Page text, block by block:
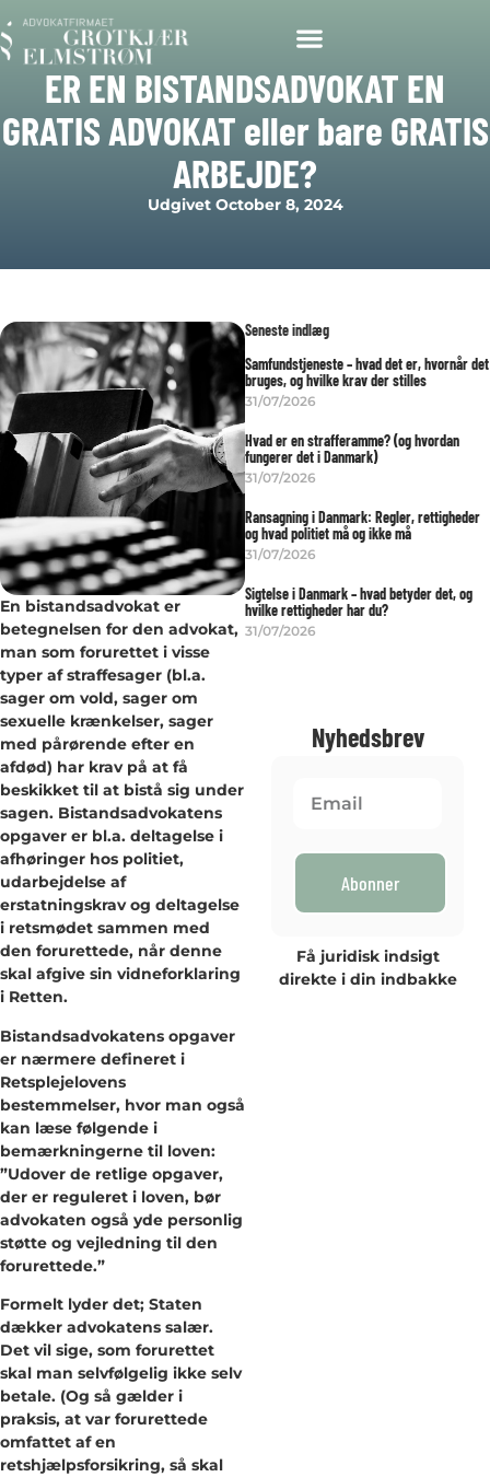
ER EN BISTANDSADVOKAT EN
GRATIS ADVOKAT eller bare GRATIS
ARBEJDE?
Udgivet October 8, 2024
Seneste indlæg
Samfundstjeneste – hvad det er, hvornår det
bruges, og hvilke krav der stilles
31/07/2026
Hvad er en strafferamme? (og hvordan
fungerer det i Danmark)
31/07/2026
Ransagning i Danmark: Regler, rettigheder
og hvad politiet må og ikke må
31/07/2026
Sigtelse i Danmark – hvad betyder det, og
hvilke rettigheder har du?
31/07/2026
Nyhedsbrev
Abonner
Få juridisk indsigt
direkte i din indbakke
En bistandsadvokat er
betegnelsen for den advokat,
man som forurettet i visse
typer af straffesager (bl.a.
sager om vold, sager om
sexuelle krænkelser, sager
med pårørende efter en
afdød) har krav på at få
beskikket til at bistå sig under
sagen. Bistandsadvokatens
opgaver er bl.a. deltagelse i
afhøringer hos politiet,
udarbejdelse af
erstatningskrav og deltagelse
i retsmødet sammen med
den forurettede, når denne
skal afgive sin vidneforklaring
i Retten.
Bistandsadvokatens opgaver
er nærmere defineret i
Retsplejelovens
bestemmelser, hvor man også
kan læse følgende i
bemærkningerne til loven:
”Udover de retlige opgaver,
der er reguleret i loven, bør
advokaten også yde personlig
støtte og vejledning til den
forurettede.”
Formelt lyder det; Staten
dækker advokatens salær.
Det vil sige, som forurettet
skal man selvfølgelig ikke selv
betale. (Og så gælder i
praksis, at var forurettede
omfattet af en
retshjælpsforsikring, så skal